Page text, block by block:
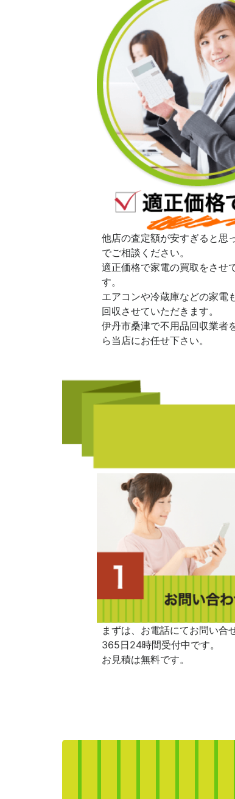
他店の査定額が安すぎると思
でご相談ください。
適正価格で家電の買取をさせ
す。
エアコンや冷蔵庫などの家電
回収させていただきます。
伊丹市桑津で不用品回収業者
ら当店にお任せ下さい。
まずは、お電話にてお問い合
365日24時間受付中です。
お見積は無料です。